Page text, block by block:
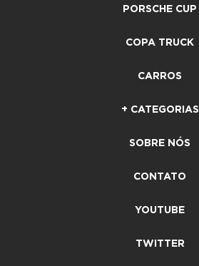
PORSCHE CUP
COPA TRUCK
CARROS
+ CATEGORIAS
SOBRE NÓS
CONTATO
YOUTUBE
TWITTER